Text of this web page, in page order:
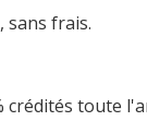
sans frais.
crédités toute